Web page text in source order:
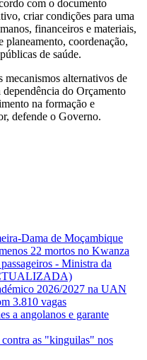
com o documento
criar condições para uma
financeiros e materiais,
planeamento, coordenação,
de saúde.
mecanismos alternativos de
do Orçamento
na formação e
defende o Governo.
Dama de Moçambique
22 mortos no Kwanza
- Ministra da
2026/2027 na UAN
3.810 vagas
a angolanos e garante
as "kinguilas" nos